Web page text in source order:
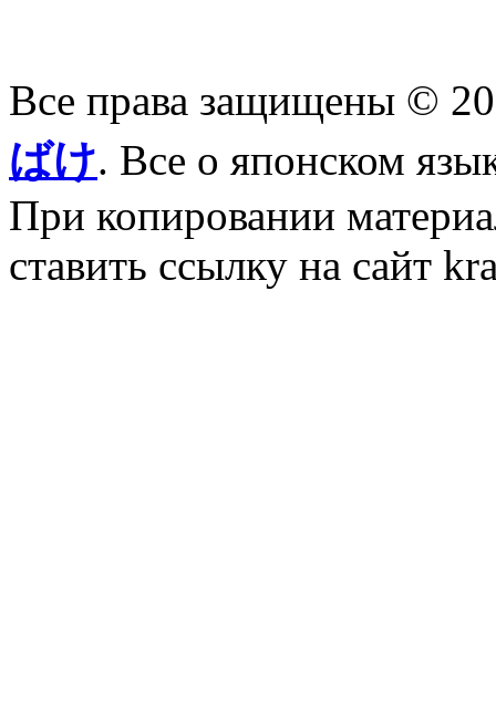
Все права защищены ©
ばけ. Все о японском
При копировании
ставить ссылку на сайт